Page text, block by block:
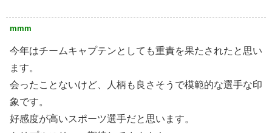
mmm
今年はチームキャプテンとしても重責を果たされたと思い
ます。
会ったことないけど、人柄も良さそうで模範的な選手な印
象です。
好感度が高いスポーツ選手だと思います。